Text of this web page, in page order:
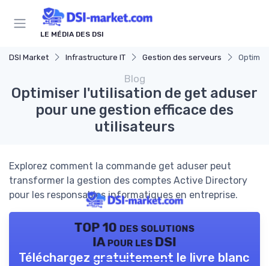
LE MÉDIA DES DSI
DSI Market Infrastructure IT Gestion des serveurs
Blog
Optimiser l'utilisation de get aduser
pour une gestion efficace des
utilisateurs
Explorez comment la commande get aduser peut
transformer la gestion des comptes Active Directory
pour les responsables informatiques en entreprise.
TOP 10 des solutions
IA pour les DSI
Téléchargez gratuitement le livre blanc
Panneau de gestion des cookies